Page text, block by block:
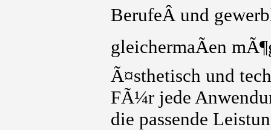
BerufeÂ und
gleichermaÃen
Ã¤sthetisch und
FÃ¼r jede
die passende